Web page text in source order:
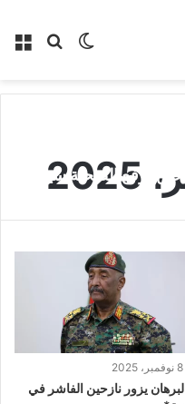
بحث الوضع
حين يرفع الضحية سيف
8 نوفمبر، 2025
يزور نازحين الفاشر في